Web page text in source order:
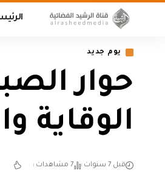
يوم جديد
حوار
الوقاية
قبل 7 سنوات 7 مشاهدات